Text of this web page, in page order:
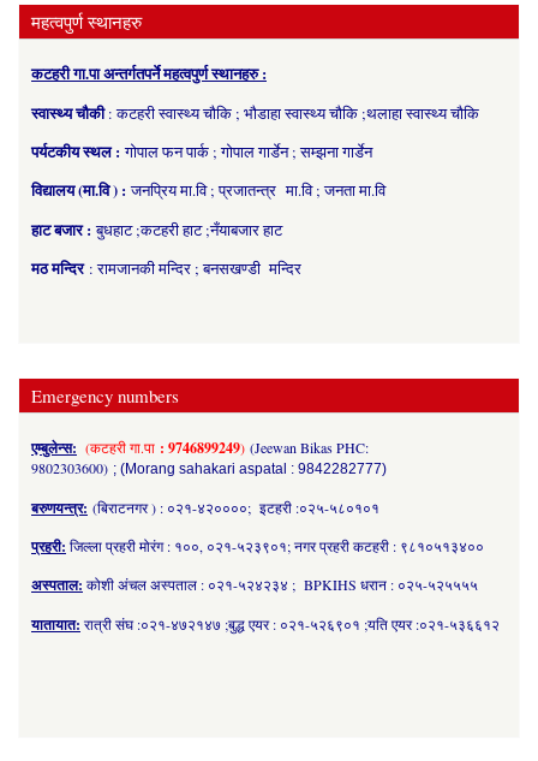
महत्वपुर्ण स्थानहरु
कटहरी गा.पा अन्तर्गतपर्ने महत्वपुर्ण स्थानहरु :
स्वास्थ्य चौकी: कटहरी स्वास्थ्य चौकि ; भौडाहा स्वास्थ्य चौकि ;थलाहा स्वास्थ्य चौकि
पर्यटकीय स्थल :गोपाल फन पार्क ; गोपाल गार्डेन ; सम्झना गार्डेन
विद्यालय (मा.वि ) :जनप्रिय मा.वि ; प्रजातन्त्र मा.वि ; जनता मा.वि
हाट बजार :बुधहाट ;कटहरी हाट ;नँयाबजार हाट
मठ मन्दिर : रामजानकी मन्दिर ; बनसखण्डी मन्दिर
Emergency numbers
एम्बुलेन्स: (कटहरी गा.पा : 9746899249) (Jeewan Bikas PHC:
9802303600) ; (Morang sahakari aspatal : 9842282777)
बरुणयन्त्र: (बिराटनगर ) : ०२१-४२००००; इटहरी :०२५-५८०१०१
प्रहरी: जिल्ला प्रहरी मोरंग : १००, ०२१-५२३९०१; नगर प्रहरी कटहरी : ९८१०५१३४००
अस्पताल: कोशी अंचल अस्पताल : ०२१-५२४२३४ ; BPKIHS धरान : ०२५-५२५५५५
यातायात: रात्री संघ :०२१-४७२१४७ ;बुद्ध एयर : ०२१-५२६९०१ ;यति एयर :०२१-५३६६१२